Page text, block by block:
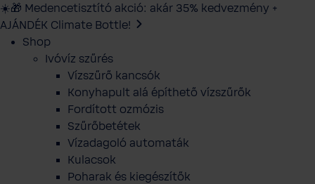
☀️🎁 Medencetisztító akció: akár 35% kedvezmény +
AJÁNDÉK Climate Bottle!
Shop
Ivóvíz szűrés
Vízszűrő kancsók
Konyhapult alá építhető vízszűrők
Fordított ozmózis
Szűrőbetétek
Vízadagoló automaták
Kulacsok
Poharak és kiegészítők